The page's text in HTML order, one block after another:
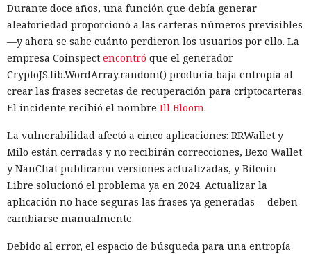
Durante doce años, una función que debía generar
aleatoriedad proporcionó a las carteras números previsibles
—y ahora se sabe cuánto perdieron los usuarios por ello. La
empresa Coinspect encontró que el generador
CryptoJS.lib.WordArray.random() producía baja entropía al
crear las frases secretas de recuperación para criptocarteras.
El incidente recibió el nombre Ill Bloom.
La vulnerabilidad afectó a cinco aplicaciones: RRWallet y
Milo están cerradas y no recibirán correcciones, Bexo Wallet
y NanChat publicaron versiones actualizadas, y Bitcoin
Libre solucionó el problema ya en 2024. Actualizar la
aplicación no hace seguras las frases ya generadas —deben
cambiarse manualmente.
Debido al error, el espacio de búsqueda para una entropía